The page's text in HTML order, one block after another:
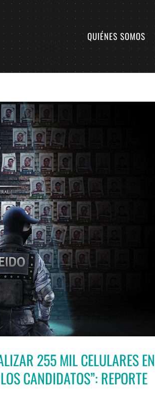
QUIÉNES SOMOS
255 MIL CELULARES EN
CANDIDATOS”: REPORTE